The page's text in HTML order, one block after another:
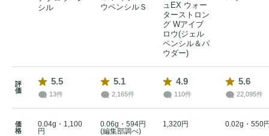
シル
ウペンシルＳ
ュEX ウォー
ターストロン
グ Wアイブ
ロウ(ジェル
ペンシル＆パ
ウダー)
評
価
5.5
13件
5.1
2,165件
4.9
110件
5.6
22,095件
価
格
0.04g・1,100
円
0.06g・594円
(編集部調べ)
1,320円 0.02g・550